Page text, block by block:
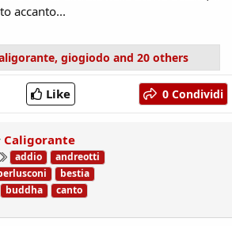
accanto...​
, giogiodo and 20 others
Like 0 Condividi
Caligorante
T
a
g
s
addio
andreotti
bestia
buddha
canto